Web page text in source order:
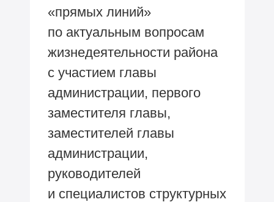
«прямых линий»
по актуальным вопросам
жизнедеятельности района
с участием главы
администрации, первого
заместителя главы,
заместителей главы
администрации,
руководителей
и специалистов структурных